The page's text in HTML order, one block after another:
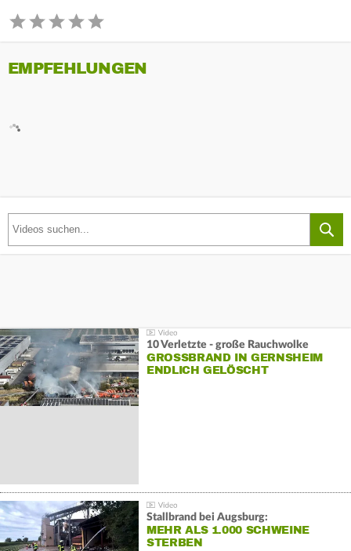
EMPFEHLUNGEN
10 Verletzte - große Rauchwolke
GROSSBRAND IN GERNSHEIM E
NDLICH GELÖSCHT
Stallbrand bei Augsburg:
MEHR ALS 1.000 SCHWEINE
STERBEN